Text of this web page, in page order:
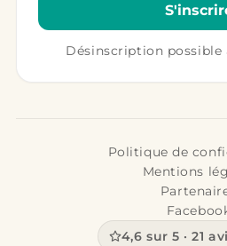
Désinscription
Politique de
Mentions
4,6 sur 5 · 21